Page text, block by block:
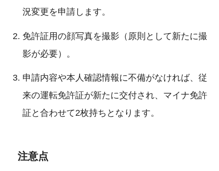
況変更を申請します。
免許証用の顔写真を撮影（原則として新たに撮
影が必要）。
申請内容や本人確認情報に不備がなければ、従
来の運転免許証が新たに交付され、マイナ免許
証と合わせて2枚持ちとなります。
注意点